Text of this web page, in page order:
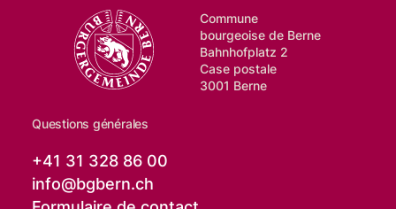
Commune
bourgeoise de Berne
Bahnhofplatz 2
Case postale
3001 Berne
Questions générales
+41 31 328 86 00
info@bgbern.ch